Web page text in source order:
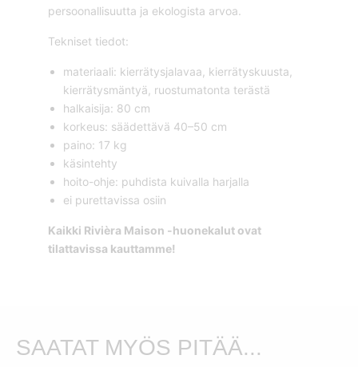
persoonallisuutta ja ekologista arvoa.
Tekniset tiedot:
materiaali: kierrätysjalavaa, kierrätyskuusta,
kierrätysmäntyä, ruostumatonta terästä
halkaisija: 80 cm
korkeus: säädettävä 40–50 cm
paino: 17 kg
käsintehty
hoito-ohje: puhdista kuivalla harjalla
ei purettavissa osiin
Kaikki Rivièra Maison -huonekalut ovat
tilattavissa kauttamme!
SAATAT MYÖS PITÄÄ...